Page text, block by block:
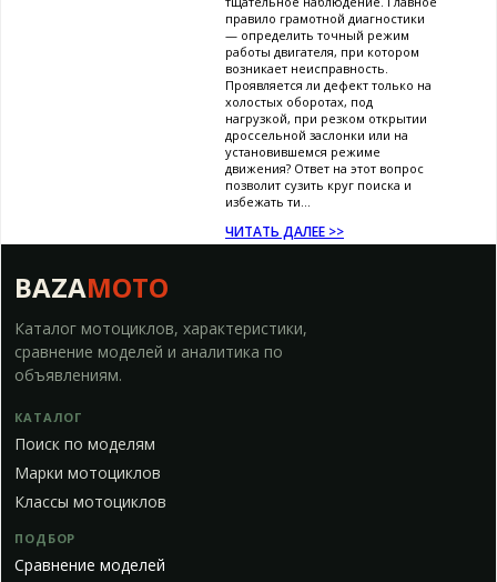
правило грамотной диагностики
— определить точный режим
работы двигателя, при котором
возникает неисправность.
Проявляется ли дефект только на
холостых оборотах, под
нагрузкой, при резком открытии
дроссельной заслонки или на
установившемся режиме
движения? Ответ на этот вопрос
позволит сузить круг поиска и
избежать ти...
ЧИТАТЬ ДАЛЕЕ >>
BAZAMOTO
Каталог мотоциклов, характеристики,
сравнение моделей и аналитика по
объявлениям.
КАТАЛОГ
Поиск по моделям
Марки мотоциклов
Классы мотоциклов
ПОДБОР
Сравнение моделей